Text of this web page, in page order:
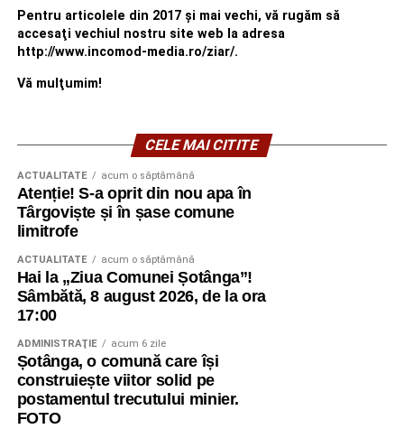
Pentru articolele din 2017 şi mai vechi, vă rugăm să
accesaţi vechiul nostru site web la adresa
http://www.incomod-media.ro/ziar/.
Vă mulţumim!
CELE MAI CITITE
ACTUALITATE acum o săptămână
Atenție! S-a oprit din nou apa în
Târgoviște și în șase comune
limitrofe
ACTUALITATE acum o săptămână
Hai la „Ziua Comunei Șotânga”!
Sâmbătă, 8 august 2026, de la ora
17:00
ADMINISTRAŢIE acum 6 zile
Șotânga, o comună care își
construiește viitor solid pe
postamentul trecutului minier.
FOTO